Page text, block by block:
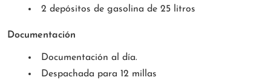
2 depósitos de gasolina de 25 litros
Documentación
Documentación al día.
Despachada para 12 millas